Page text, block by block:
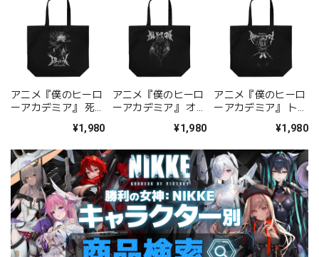
アニメ『僕のヒーロ
ーアカデミア』 死柄
¥1,980
アニメ『僕のヒーロ
ーアカデミア』 オー
ージトート/BLACK
¥1,980
アニメ『僕のヒーロ
ーアカデミア』 トガ
¥1,980